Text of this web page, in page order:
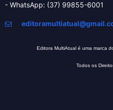
- WhatsApp: (37) 99855-6001
Editora MultiAtual é uma marca
Todos os